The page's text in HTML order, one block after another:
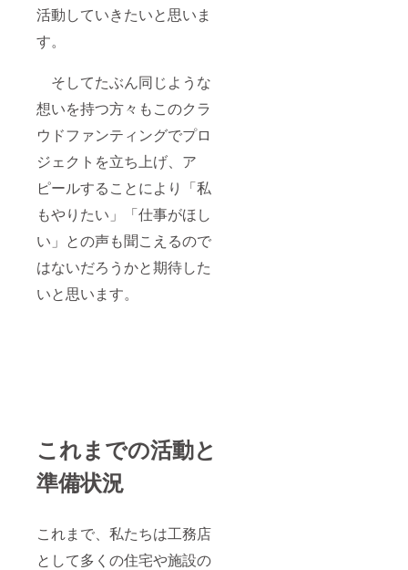
活動していきたいと思いま
す。
そしてたぶん同じような
想いを持つ方々もこのクラ
ウドファンティングでプロ
ジェクトを立ち上げ、ア
ピールすることにより「私
もやりたい」「仕事がほし
い」との声も聞こえるので
はないだろうかと期待した
いと思います。
これまでの活動と
準備状況
これまで、私たちは工務店
として多くの住宅や施設の